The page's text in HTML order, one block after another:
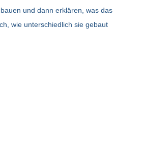
und dann erklären, was das
wie unterschiedlich sie gebaut